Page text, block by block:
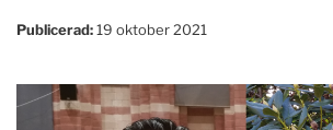
Publicerad:19 oktober 2021